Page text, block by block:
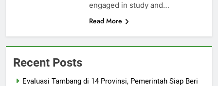
engaged in study and…
Read More
Recent Posts
Evaluasi Tambang di 14 Provinsi, Pemerintah Siap Beri